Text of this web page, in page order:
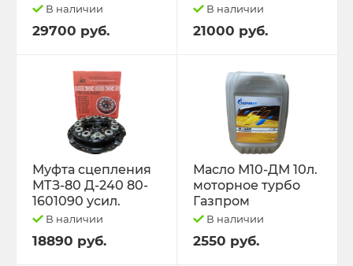
В наличии
29700 руб.
В наличии
21000 руб.
Муфта сцепления
МТЗ-80 Д-240 80-
1601090 усил.
В наличии
18890 руб.
Масло М10-ДМ 10л.
моторное турбо
Газпром
В наличии
2550 руб.